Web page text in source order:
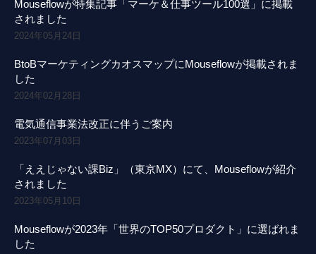
Mouseflowが特集記事「マーケ＆仕事ツール100選」に掲載
されました
2024年05月24日
BtoBマーケティングカオスマップにMouseflowが掲載されま
した
2024年02月28日
電気通信事業法改正に伴うご案内
2023年07月03日
「ええじゃない課Biz」（東京MX）にて、Mouseflowが紹介
されました
2023年05月10日
Mouseflowが2023年「世界のTOP50プロダクト」に選ばれま
した